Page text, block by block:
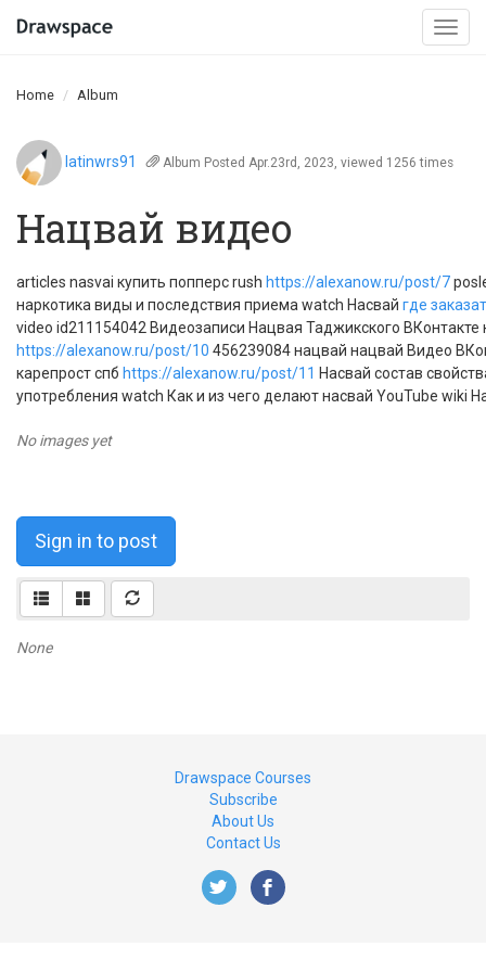
Home Album
latinwrs91 Album Posted Apr.23rd, 2023, viewed 1256 times
Нацвай видео
articles nasvai купить попперс rush https://alexanow.ru/post/7
наркотика виды и последствия приема watch Насвай где
video id211154042 Видеозаписи Нацвая Таджикского ВКонтакте
https://alexanow.ru/post/10 456239084 нацвай нацвай Видео
карепрост спб https://alexanow.ru/post/11 Насвай состав
употребления watch Как и из чего делают насвай YouTube wiki
No images yet
Sign in to post
None
Drawspace Courses
Subscribe
About Us
Contact Us